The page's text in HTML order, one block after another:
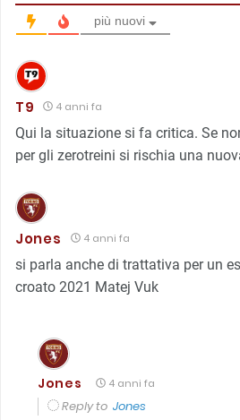
più nuovi
T9 4 anni fa
Qui la situazione si fa critica. Se
per gli zerotreini si rischia una
Jones 4 anni fa
si parla anche di trattativa per un
croato 2021 Matej Vuk
Jones 4 anni fa
Reply to Jones